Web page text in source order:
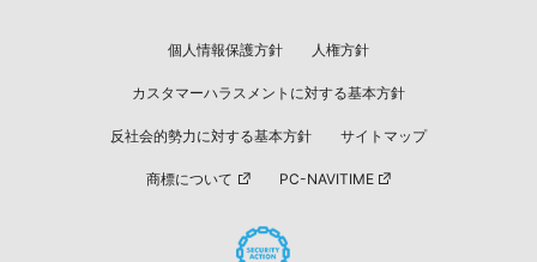
個人情報保護方針 人権方針
カスタマーハラスメントに対する基本方針
反社会的勢力に対する基本方針 サイトマップ
商標について PC-NAVITIME